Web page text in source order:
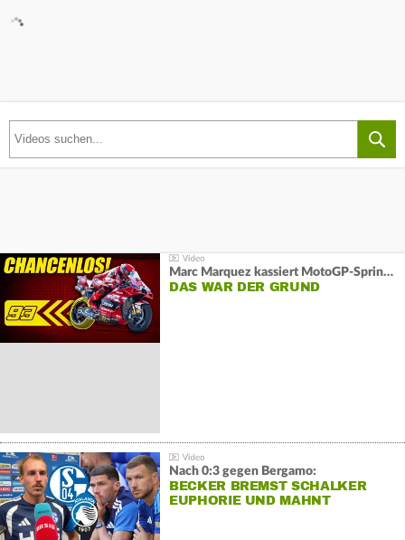
Marc Marquez kassiert MotoGP-Sprint-Schlappe:
DAS WAR DER GRUND
Nach 0:3 gegen Bergamo:
BECKER BREMST SCHALKER
EUPHORIE UND MAHNT